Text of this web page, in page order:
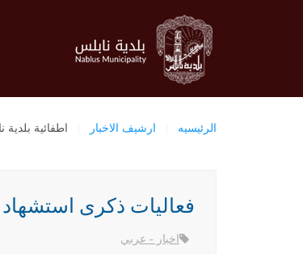
الرئيسيه ارشيف الاخبار اطفائية
فعاليات ذكرى استشهاد القائد
اخبار - عربي